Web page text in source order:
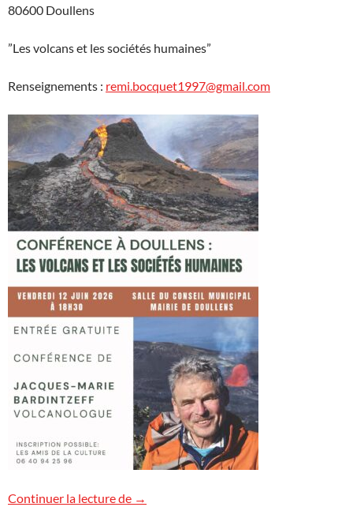
80600 Doullens
”Les volcans et les sociétés humaines”
Renseignements : remi.bocquet1997@gmail.com
Continuer la lecture de Conférences « Volcans » à venir
→